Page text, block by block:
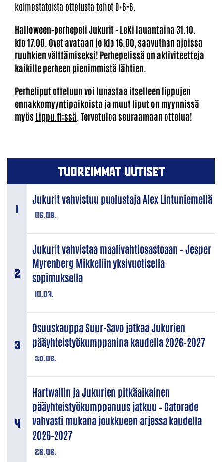
kolmestatoista ottelusta tehot 0+6=6.
Halloween-perhepeli Jukurit - LeKi lauantaina 31.10.
klo 17.00. Ovet avataan jo klo 16.00, saavuthan ajoissa
ruuhkien välttämiseksi! Perhepelissä on aktiviteetteja
kaikille perheen pienimmistä lähtien.
Perheliput otteluun voi lunastaa itselleen lippujen
ennakkomyyntipaikoista ja muut liput on myynnissä
myös Lippu.fi:ssä. Tervetuloa seuraamaan ottelua!
TUOREIMMAT UUTISET
06.08.
Jukurit vahvistuu puolustaja Alex Lintuniemellä
10.07.
Jukurit vahvistaa maalivahtiosastoaan – Jesper
Myrenberg Mikkeliin yksivuotisella
sopimuksella
30.06.
Osuuskauppa Suur-Savo jatkaa Jukurien
pääyhteistyökumppanina kaudella 2026–2027
26.06.
Hartwallin ja Jukurien pitkäaikainen
pääyhteistyökumppanuus jatkuu – Gatorade
vahvasti mukana joukkueen arjessa kaudella
2026–2027